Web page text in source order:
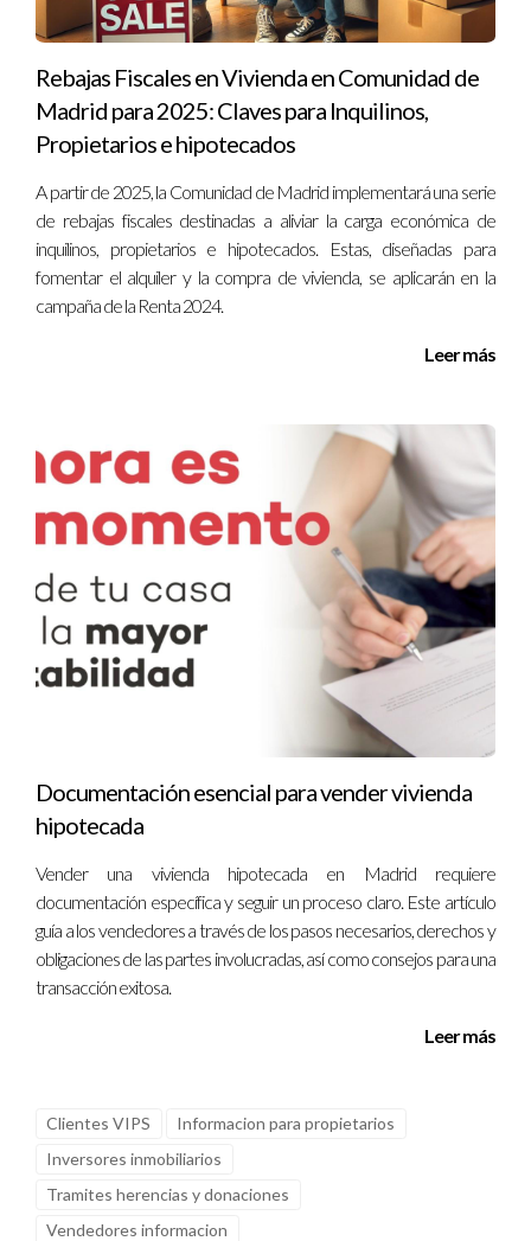
acordar lo contrario.
¿Puedo impugnar la plusvalía si he vendido a
pérdida?
Sí, si consideras que has vendido tu propiedad a pérdida o si
puedes presentar alegaciones ante el Ayuntamiento.
¿Existen exenciones para pagar la plusvalía
municipal?
donde podría aplicarse una exención o reducción del
¿Cómo puedo calcular mi plusvalía municipal sin
ayuda profesional?
Puedes utilizar herramientas online proporcionadas por
algunos Ayuntamientos o consultar directamente con ellos
para obtener información sobre tu caso específico.
¿Es posible solicitar un aplazamiento en el pago?
En algunos casos, sí puedes solicitar un aplazamiento o
fraccionamiento del pago ante circunstancias excepcionales;
consulta con tu Ayuntamiento para más detalles. Si deseas
más información o asistencia personalizada sobre cómo
manejar la plusvalía municipal en Madrid, ¡no dudes en
contactar a Iraido Rodriguez!
Rebajas Fiscales en Vivienda en Comunidad de
Madrid para 2025: Claves para Inquilinos,
Propietarios e hipotecados
A partir de 2025, la Comunidad de Madrid implementará una serie
de rebajas fiscales destinadas a aliviar la carga económica de
inquilinos, propietarios e hipotecados. Estas, diseñadas para
fomentar el alquiler y la compra de vivienda, se aplicarán en la
campaña de la Renta 2024.
Leer más
Documentación esencial para vender vivienda
hipotecada
Vender una vivienda hipotecada en Madrid requiere
documentación específica y seguir un proceso claro. Este artículo
guía a los vendedores a través de los pasos necesarios, derechos y
obligaciones de las partes involucradas, así como consejos para una
transacción exitosa.
Leer más
Clientes VIPS
Informacion para propietarios
Inversores inmobiliarios
Tramites herencias y donaciones
Vendedores informacion